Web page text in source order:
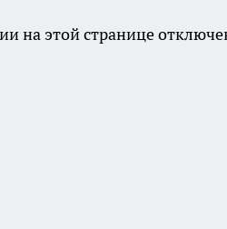
на этой странице